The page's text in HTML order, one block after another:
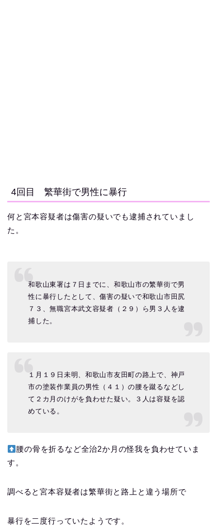
4回目 繁華街で男性に暴行
何と宮本容疑者は傷害の疑いでも逮捕されていまし
た。
和歌山東署は７日までに、和歌山市の繁華街で男
性に暴行したとして、傷害の疑いで和歌山市田尻
７３、無職宮本武文容疑者（２９）ら男３人を逮
捕した。
１月１９日未明、和歌山市友田町の路上で、神戸
市の塗装作業員の男性（４１）の腰を蹴るなどし
て２カ月のけがを負わせた疑い。３人は容疑を認
めている。
腰の骨を折るなど全治2か月の怪我を負わせていま
す。
調べると宮本容疑者は繁華街と路上と違う場所で
暴行を二度行っていたようです。